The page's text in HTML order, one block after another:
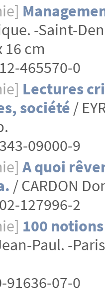
-Saint-
16 cm
465570-0
Lectures
société /
09000-9
A quoi
/ CARDON
127996-2
100
Paul. -
91636-07-0